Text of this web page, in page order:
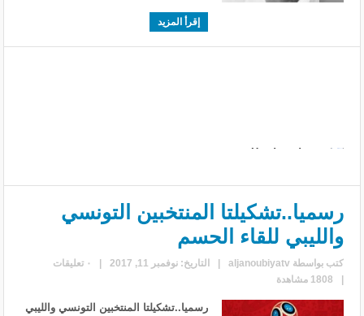
إقرأ المزيد
رسميا..تشكيلتا المنتخبين التونسي
والليبي للقاء الحسم
كتب بواسطةaljanoubiyatv
| التاريخ: نوفمبر 11, 2017 |
٠ تعليقات
|
1808 مشاهدة
رسميا..تشكيلتا المنتخبين التونسي والليبي